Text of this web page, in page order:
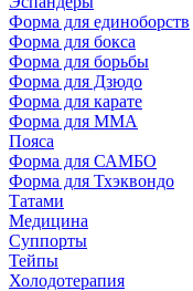
Форма для единоборств
Форма для бокса
Форма для борьбы
Форма для Дзюдо
Форма для карате
Форма для MMA
Пояса
Форма для САМБО
Форма для Тхэквондо
Татами
Медицина
Суппорты
Тейпы
Холодотерапия